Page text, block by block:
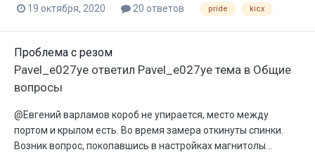
19 октября, 2020 20 ответов pride kicx
Проблема с резом
Pavel_e027ye ответил Pavel_e027ye тема в Общие
вопросы
@Евгений варламов короб не упирается, место между
портом и крылом есть. Во время замера откинуты спинки.
Возник вопрос, покопавшись в настройках магнитолы...